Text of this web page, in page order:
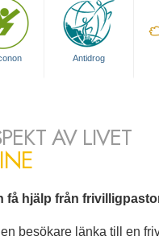
Antidrog
AV LIVET
få hjälp från
besökare länka till en